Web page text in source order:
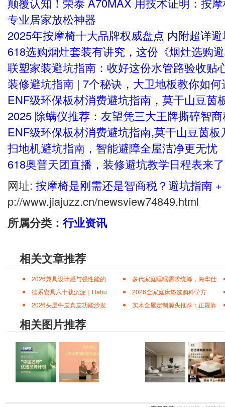
专业居家放松神器
2025年按摩椅十大品牌权威盘点 内附超详
618选购烟灶套装有讲究，这份《烟灶选购
联塑家装避坑指南：收好这份水管路验收贴
装修避坑指南 | 7个秘诀，大卫地板教你如
ENF级环保板材消费避坑指南，莫干山豆茵
2025 除螨仪推荐：友望凭三大王牌撕碎智
ENF级环保板材消费避坑指南,莫干山豆茵板
扫地机避坑指南，智能避障全屋洁净更无忧
618奥普天团直播，装修避坑教学日程表来
网址: 按摩椅是刚需还是智商税？避坑指南
p://www.jiajuzz.cn/newsview74849.html
所属分类： 行业资讯
相关文章推荐
2026兼具设计感与强性能的
多代家庭睡眠需求统筹，海华仕
德系寝具六十载沉淀｜Hahu
2026全家庭床垫选购科学方
2026头层牛皮真皮功能沙发
实木全屋定制源头推荐：正规靠
相关图片推荐